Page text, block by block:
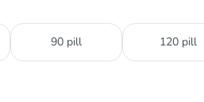
90 pill 120 pill